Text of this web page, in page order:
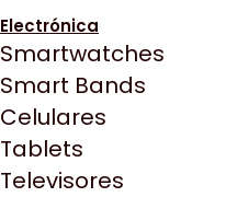
Electrónica
Smartwatches
Smart Bands
Celulares
Tablets
Televisores